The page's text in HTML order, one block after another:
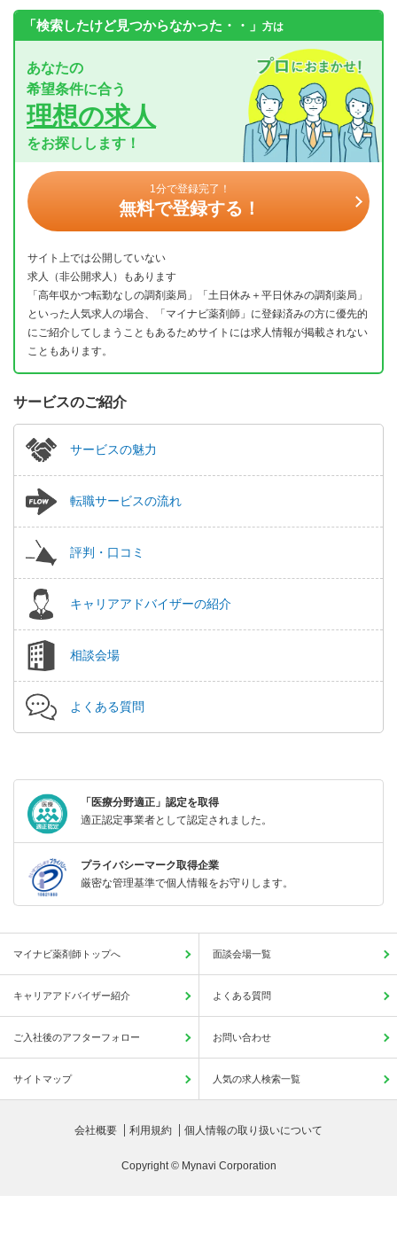
「検索したけど見つからなかった・・」 方は
あなたの
希望条件に合う
理想の求人
をお探しします！
1分で登録完了！
無料で登録する！
サイト上では公開していない
求人（非公開求人）もあります
「高年収かつ転勤なしの調剤薬局」「土日休み＋平日休みの調剤薬局」
といった人気求人の場合、「マイナビ薬剤師」に登録済みの方に優先的
にご紹介してしまうこともあるためサイトには求人情報が掲載されない
こともあります。
サービスのご紹介
サービスの魅力
転職サービスの流れ
評判・口コミ
キャリアアドバイザーの紹介
相談会場
よくある質問
「医療分野適正」認定を取得
適正認定事業者として認定されました。
プライバシーマーク取得企業
厳密な管理基準で個人情報をお守りします。
マイナビ薬剤師トップへ 面談会場一覧
キャリアアドバイザー紹介 よくある質問
ご入社後のアフターフォロー お問い合わせ
サイトマップ 人気の求人検索一覧
会社概要 利用規約 個人情報の取り扱いについて
Copyright © Mynavi Corporation